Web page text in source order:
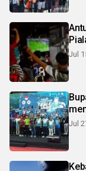
Jul
Bupati
Jul